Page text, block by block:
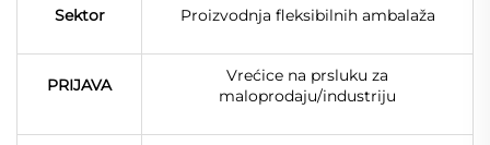
Sektor Proizvodnja fleksibilnih ambalaža
PRIJAVA
Vrećice na prsluku za
maloprodaju/industriju